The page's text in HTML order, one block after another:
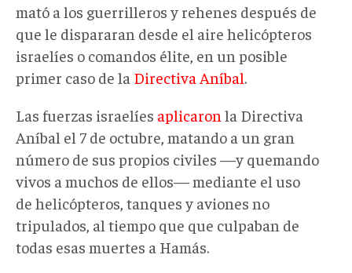
mató a los guerrilleros y rehenes después de
que le dispararan desde el aire helicópteros
israelíes o comandos élite, en un posible
primer caso de la Directiva Aníbal.
Las fuerzas israelíes aplicaron la Directiva
Aníbal el 7 de octubre, matando a un gran
número de sus propios civiles —y quemando
vivos a muchos de ellos— mediante el uso
de helicópteros, tanques y aviones no
tripulados, al tiempo que que culpaban de
todas esas muertes a Hamás.